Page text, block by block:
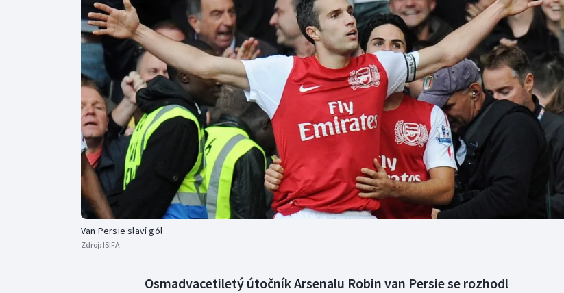
Curling
Dostihy
Florbal
Futsal
Golf
Gymnastika
Moderní pětiboj
Motorsport
Olympijské hry
Parasport
Plavání
Plážový volejbal
Triatlon
Veslování
Vodní slalom
Volejbal
Van Persie slaví gól
Zdroj: ISIFA
Osmadvacetiletý útočník Arsenalu Robin van Persie se rozhodl